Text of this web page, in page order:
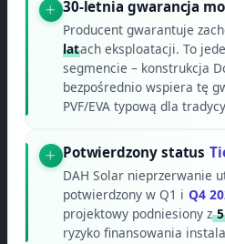
30-letnia gwarancja
Producent gwarantuje
latach eksploatacji. To
segmencie – konstrukcja
bezpośrednio wspiera tę
PVF/EVA typową dla
Potwierdzony status
DAH Solar nieprzerwanie
potwierdzony w Q1 i Q4
projektowy podniesiony z5
ryzyko finansowania